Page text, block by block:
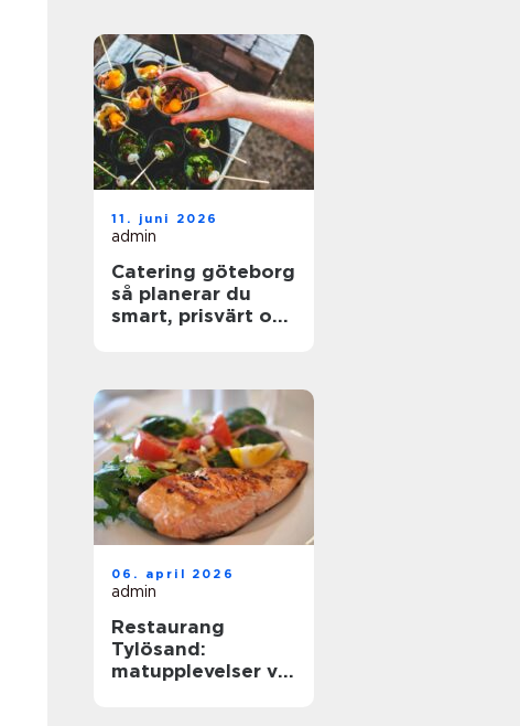
11. juni 2026
admin
Catering göteborg
så planerar du
smart, prisvärt och
06. april 2026
admin
Restaurang
Tylösand:
matupplevelser vid